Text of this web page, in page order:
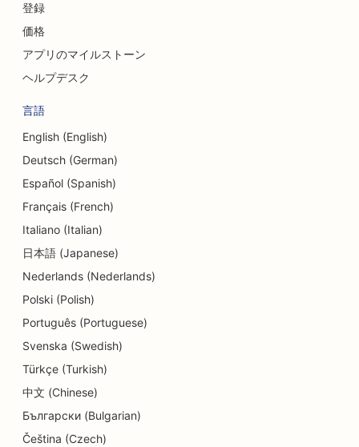
登録
価格
アプリのマイルストーン
ヘルプデスク
言語
English (English)
Deutsch (German)
Español (Spanish)
Français (French)
Italiano (Italian)
日本語 (Japanese)
Nederlands (Nederlands)
Polski (Polish)
Português (Portuguese)
Svenska (Swedish)
Türkçe (Turkish)
中文 (Chinese)
Български (Bulgarian)
Čeština (Czech)